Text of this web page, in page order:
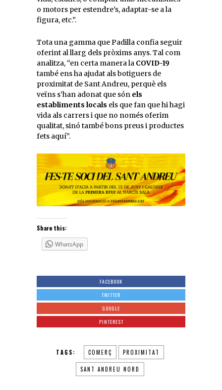
o motors per estendre’s, adaptar-se a la
figura, etc.”.
Tota una gamma que Padilla confia seguir
oferint al llarg dels pròxims anys. Tal com
analitza, “en certa manera la COVID-19
també ens ha ajudat als botiguers de
proximitat de Sant Andreu, perquè els
veïns s’han adonat que són els
establiments locals els que fan que hi hagi
vida als carrers i que no només oferim
qualitat, sinó també bons preus i productes
fets aquí”.
Share this:
WhatsApp
FACEBOOK
TWITTER
GOOGLE
PINTEREST
TAGS: COMERÇ PROXIMITAT
SANT ANDREU NORD